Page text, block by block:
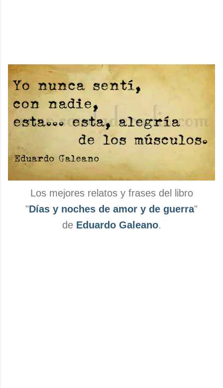
Los mejores relatos y frases del libro
"Días y noches de amor y de guerra"
de Eduardo Galeano.